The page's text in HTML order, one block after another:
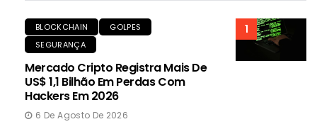
1
BLOCKCHAIN
GOLPES
SEGURANÇA
Mercado Cripto Registra Mais De
US$ 1,1 Bilhão Em Perdas Com
Hackers Em 2026
6 De Agosto De 2026